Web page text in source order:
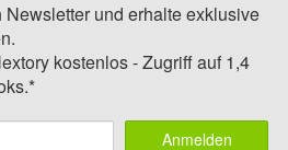
und erhalte exklusive
kostenlos - Zugriff auf 1,4
Anmelden